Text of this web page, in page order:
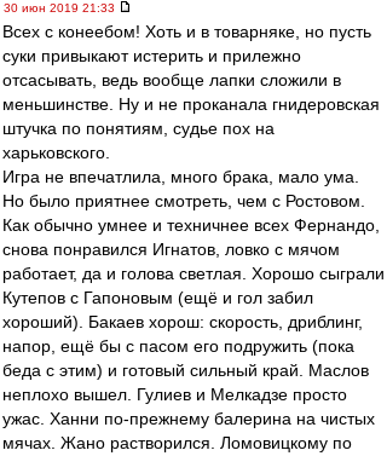
30 июн 2019 21:33
Всех с конеебом! Хоть и в товарняке, но пусть
суки привыкают истерить и прилежно
отсасывать, ведь вообще лапки сложили в
меньшинстве. Ну и не проканала гнидеровская
штучка по понятиям, судье пох на
харьковского.
Игра не впечатлила, много брака, мало ума.
Но было приятнее смотреть, чем с Ростовом.
Как обычно умнее и техничнее всех Фернандо,
снова понравился Игнатов, ловко с мячом
работает, да и голова светлая. Хорошо сыграли
Кутепов с Гапоновым (ещё и гол забил
хороший). Бакаев хорош: скорость, дриблинг,
напор, ещё бы с пасом его подружить (пока
беда с этим) и готовый сильный край. Маслов
неплохо вышел. Гулиев и Мелкадзе просто
ужас. Ханни по-прежнему балерина на чистых
мячах. Жано растворился. Ломовицкому по